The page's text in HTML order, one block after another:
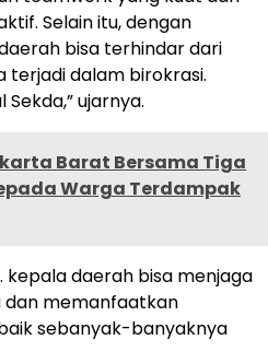
Selain itu, dengan
bisa terhindar dari
terjadi dalam birokrasi.
ujarnya.
Barat Bersama Tiga
Warga Terdampak
kepala daerah bisa menjaga
dan memanfaatkan
sebanyak-banyaknya